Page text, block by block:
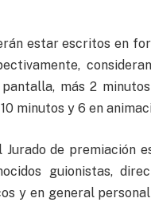
estar escritos en
más 2
minutos y 6 en
de premiación
guionistas,
y en general